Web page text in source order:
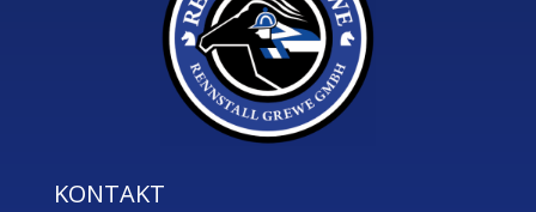
KONTAKT